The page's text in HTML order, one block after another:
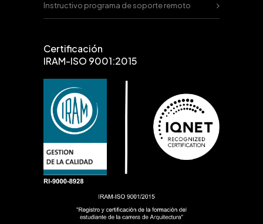
Instructivo programa de soporte remoto
Certificación
IRAM-ISO 9001:2015